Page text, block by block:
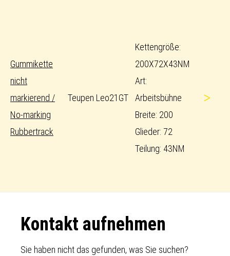
Gummikette
nicht
markierend /
No-marking
Rubbertrack
Teupen Leo21GT
Kettengröße:
200X72X43NM
Art:
Arbeitsbühne
Breite: 200
Glieder: 72
Teilung: 43NM
>
Footer
Kontakt aufnehmen
Sie haben nicht das gefunden, was Sie suchen?